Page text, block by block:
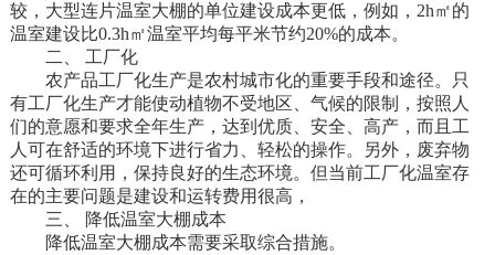
较，大型连片温室大棚的单位建设成本更低，例如，2h㎡的
温室建设比0.3h㎡温室平均每平米节约20%的成本。
二、 工厂化
农产品工厂化生产是农村城市化的重要手段和途径。只
有工厂化生产才能使动植物不受地区、气候的限制，按照人
们的意愿和要求全年生产，达到优质、安全、高产，而且工
人可在舒适的环境下进行省力、轻松的操作。另外，废弃物
还可循环利用，保持良好的生态环境。但当前工厂化温室存
在的主要问题是建设和运转费用很高，
三、 降低温室大棚成本
降低温室大棚成本需要采取综合措施。